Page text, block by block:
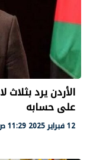
الأردن يرد بثلاث
على حسابه
12 فبراير 2025 11:29 ص